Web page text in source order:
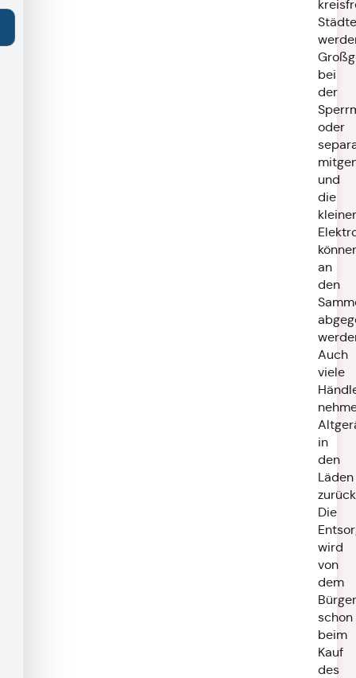
bei
der
oder
und
die
an
den
Auch
viele
in
den
Läden
Die
wird
von
dem
Bürger
schon
beim
Kauf
des